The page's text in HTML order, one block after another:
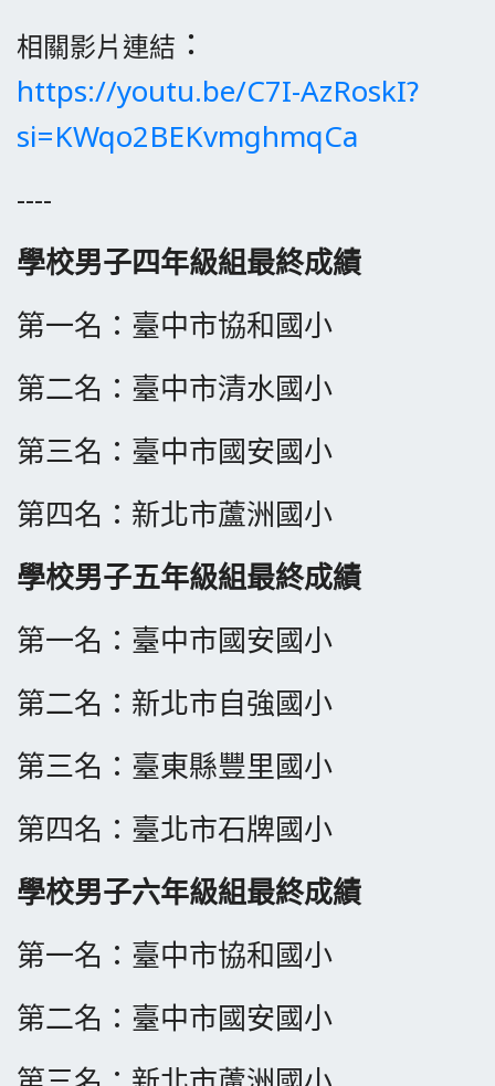
相關影片連結 ：
https://youtu.be/C7I-AzRoskI?
si=KWqo2BEKvmghmqCa
----
學校男子四年級組最終成績
第一名：臺中市協和國小
​第二名： 臺中市清水國小
​第三名： 臺中市國安國小
​第四名：新北市蘆洲國小
學校男子五年級組最終成績
第一名： 臺中市國安國小
​第二名：新北市自強國小
​第三名：臺東縣豐里國小
​第四名：臺北市石牌國小
學校男子六年級組最終成績
第一名： 臺中市協和國小
​第二名： 臺中市國安國小